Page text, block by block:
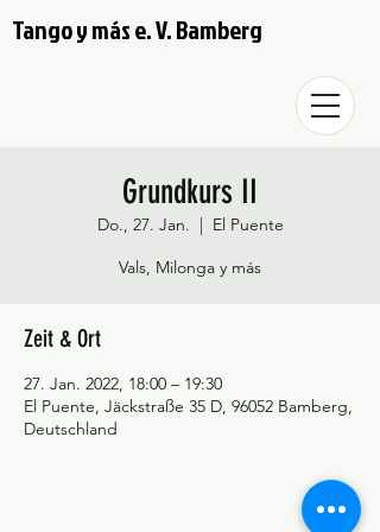
Tango y más e. V. Bamberg
Grundkurs II
Do., 27. Jan.
  |
El Puente
Vals, Milonga y más
Zeit & Ort
27. Jan. 2022, 18:00 – 19:30
El Puente, Jäckstraße 35 D, 96052 Bamberg,
Deutschland